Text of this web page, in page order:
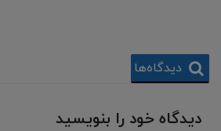
دیدگاه‌ها
دیدگاه خود را بنویسید